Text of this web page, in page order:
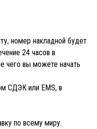
номер накладной будет
24 часов в
чего вы можете начать
СДЭК или EMS, в
по всему миру.